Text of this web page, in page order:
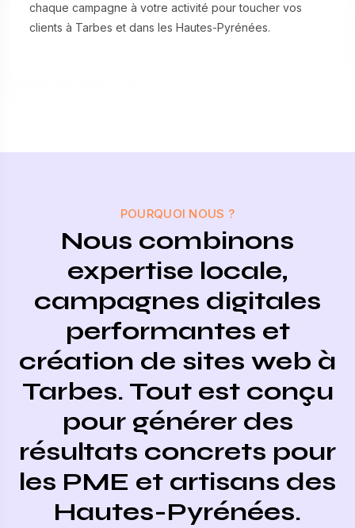
chaque campagne à votre activité pour toucher vos
clients à Tarbes et dans les Hautes-Pyrénées.
POURQUOI NOUS ?
Nous combinons
expertise locale,
campagnes digitales
performantes et
création de sites web à
Tarbes. Tout est conçu
pour générer des
résultats concrets pour
les PME et artisans des
Hautes-Pyrénées.